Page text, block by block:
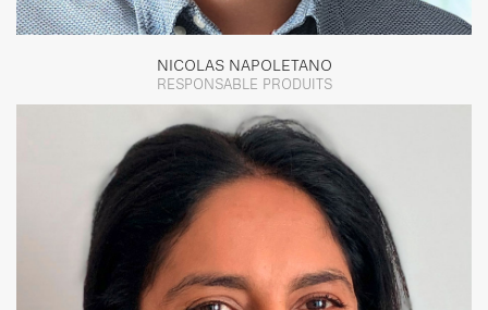
NICOLAS NAPOLETANO
RESPONSABLE PRODUITS